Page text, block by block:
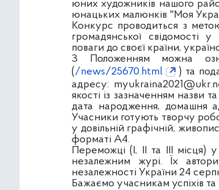
юних художників нашого
юнацьких малюнків "Моя
Конкурс проводиться з
громадянської свідомості
поваги до своєї країни,
З Положенням можна
(/news/25670.html
) та
адресу:
якості із зазначенням назви
дата народження, домашня
Учасники готують творчу
у довільній графічній,
форматі А4.
Переможці (І, ІІ та ІІІ
незалежним журі. Їх
незалежності України 24
Бажаємо учасникам успіхів